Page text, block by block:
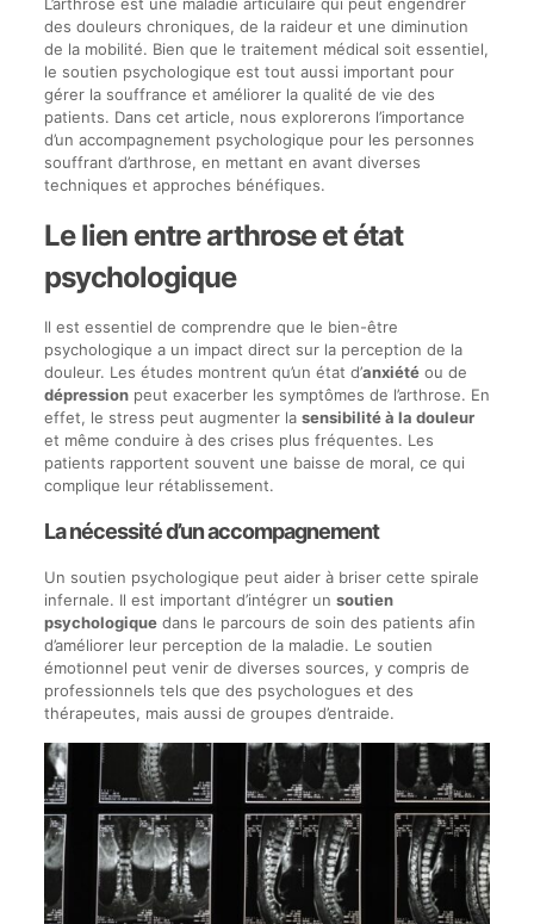
des douleurs chroniques, de la raideur et une diminution
de la mobilité. Bien que le traitement médical soit essentiel,
le soutien psychologique est tout aussi important pour
gérer la souffrance et améliorer la qualité de vie des
patients. Dans cet article, nous explorerons l’importance
d’un accompagnement psychologique pour les personnes
souffrant d’arthrose, en mettant en avant diverses
techniques et approches bénéfiques.
Le lien entre arthrose et état
psychologique
Il est essentiel de comprendre que le bien-être
psychologique a un impact direct sur la perception de la
douleur. Les études montrent qu’un état d’anxiétéou de
dépressionpeut exacerber les symptômes de l’arthrose. En
effet, le stress peut augmenter la sensibilité à la douleur
et même conduire à des crises plus fréquentes. Les
patients rapportent souvent une baisse de moral, ce qui
complique leur rétablissement.
La nécessité d’un accompagnement
Un soutien psychologique peut aider à briser cette spirale
infernale. Il est important d’intégrer un soutien
psychologiquedans le parcours de soin des patients afin
d’améliorer leur perception de la maladie. Le soutien
émotionnel peut venir de diverses sources, y compris de
professionnels tels que des psychologues et des
thérapeutes, mais aussi de groupes d’entraide.